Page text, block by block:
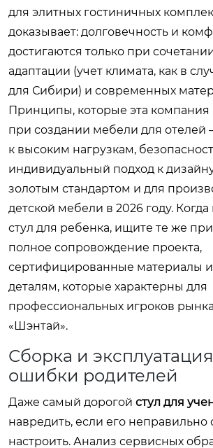
для элитных гостиничных
доказывает: долговечность и
достигаются только при
адаптации (учет климата, как в
для Сибири) и современных
Принципы, которые эта компания
при создании мебели для отелей
к высоким нагрузкам,
индивидуальный подход к
золотым стандартом и для
детской мебели в 2026 году.
стул для ребенка, ищите те же
полное сопровождение проекта,
сертифицированные материалы
деталям, которые характерны для
профессиональных игроков
«Шэнтай».
Сборка и
ошибки родителей
Даже самый дорогой стул для
навредить, если его неправильно
настроить. Анализ сервисных